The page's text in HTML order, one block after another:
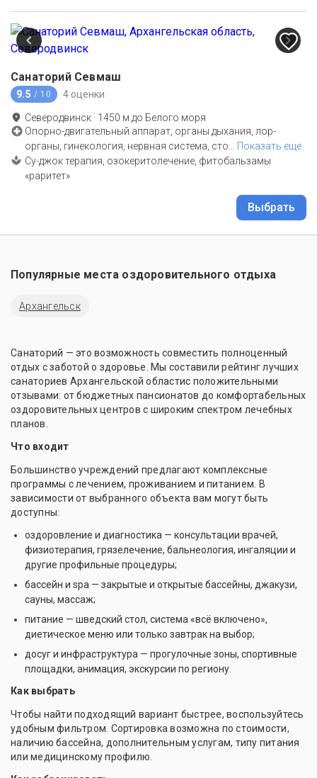
Санаторий Севмаш
9.5 / 10 4 оценки
Северодвинск · 1450 м до Белого моря
Опорно-двигательный аппарат, органы дыхания, лор-
органы, гинекология, нервная система, сто… Показать еще
Су-джок терапия, озокеритолечение, фитобальзамы
«раритет»
Выбрать
Популярные места оздоровительного отдыха
Архангельск
Санаторий — это возможность совместить полноценный
отдых с заботой о здоровье. Мы составили рейтинг лучших
санаториев Архангельской областис положительными
отзывами: от бюджетных пансионатов до комфортабельных
оздоровительных центров с широким спектром лечебных
планов.
Что входит
Большинство учреждений предлагают комплексные
программы с лечением, проживанием и питанием. В
зависимости от выбранного объекта вам могут быть
доступны:
оздоровление и диагностика — консультации врачей,
физиотерапия, грязелечение, бальнеология, ингаляции и
другие профильные процедуры;
бассейн и spa — закрытые и открытые бассейны, джакузи,
сауны, массаж;
питание — шведский стол, система «всё включено»,
диетическое меню или только завтрак на выбор;
досуг и инфраструктура — прогулочные зоны, спортивные
площадки, анимация, экскурсии по региону.
Как выбрать
Чтобы найти подходящий вариант быстрее, воспользуйтесь
удобным фильтром. Сортировка возможна по стоимости,
наличию бассейна, дополнительным услугам, типу питания
или медицинскому профилю.